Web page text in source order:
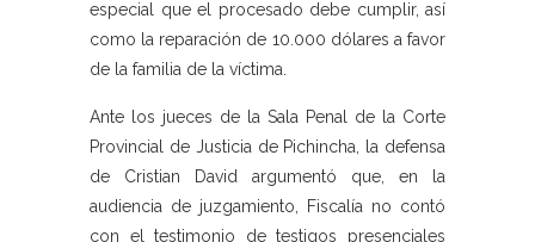
especial que el procesado debe cumplir, así
como la reparación de 10.000 dólares a favor
de la familia de la víctima.
Ante los jueces de la Sala Penal de la Corte
Provincial de Justicia de Pichincha, la defensa
de Cristian David argumentó que, en la
audiencia de juzgamiento, Fiscalía no contó
con el testimonio de testigos presenciales